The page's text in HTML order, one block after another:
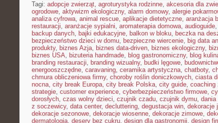
Tagi: adopcje zwierząt, agroturystyka rodzinne, akcesoria dla
ogrodowe, aktywizm ekologiczny, alarm domowy, alergie
analiza cyfrowa, animal rescue, aplikacje dietetyczne, aranżacja
restauracji, aranżacje sypialni, aromaterapia domowa, audioguide
backup danych, bajki edukacyjne, balkon w bloku, beczka na
bezpieczeństwo dzieci w domu, bezpieczne wiercenie, big data
produkty, biznes Azja, biznes data-driven, biznes ekologiczny,
biznes USA, bizuteria handmade, blog gastronomiczny, blog
branding restauracji, branding wizualny, budki lęgowe,
energooszczędne, caravaning, ceramika artystyczna, chatboty,
chmura obliczeniowa firmy, choroby roślin doniczkowych, ciasta
nocna, city break Europa, city break Polska, city guide, coaching
strategie, customer experience, cyberbezpieczeństwo firmowe,
dorosłych, czas wolny dzieci, czujnik czadu, czujnik dymu,
z soczewicy, data center, decluttering, degustacja win, dekoracje
dekoracje sezonowe, dekoracje wiosenne, dekoracje zimowe,
dermatologia, desery bez cukru, design dla gastronomii, design